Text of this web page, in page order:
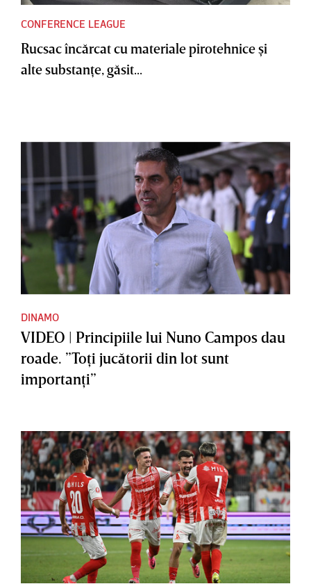
CONFERENCE LEAGUE
Rucsac încărcat cu materiale pirotehnice şi
alte substanţe, găsit...
DINAMO
VIDEO | Principiile lui Nuno Campos dau
roade. ”Toţi jucătorii din lot sunt
importanţi”